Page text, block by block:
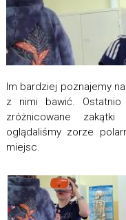
Im bardziej poznajemy
z nimi bawić.
zróżnicowane
oglądaliśmy zorze
miejsc.